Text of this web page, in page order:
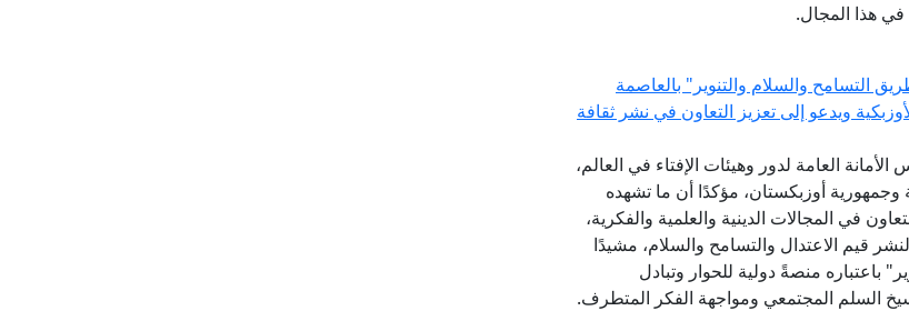
هذا المجال.
التسامح والسلام والتنوير" بالعاصمة
ويدعو إلى تعزيز التعاون في نشر ثقافة
العامة لدور وهيئات الإفتاء في العالم،
وجمهورية أوزبكستان، مؤكدًا أن ما تشهده
في المجالات الدينية والعلمية والفكرية،
قيم الاعتدال والتسامح والسلام، مشيدًا
باعتباره منصةً دولية للحوار وتبادل
السلم المجتمعي ومواجهة الفكر المتطرف.